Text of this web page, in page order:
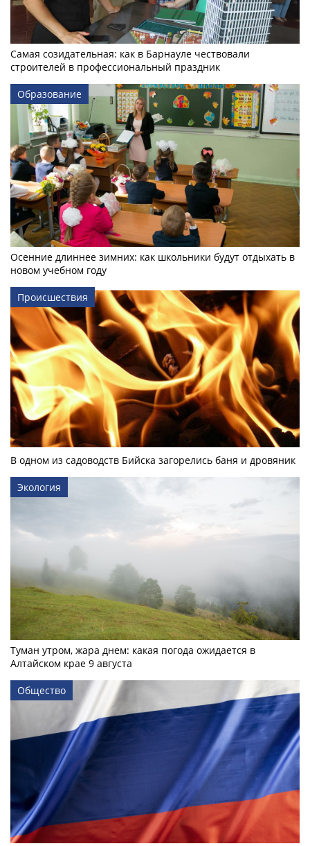
Самая созидательная: как в Барнауле чествовали
строителей в профессиональный праздник
Образование
Осенние длиннее зимних: как школьники будут отдыхать в
новом учебном году
Происшествия
В одном из садоводств Бийска загорелись баня и дровяник
Экология
Туман утром, жара днем: какая погода ожидается в
Алтайском крае 9 августа
Общество